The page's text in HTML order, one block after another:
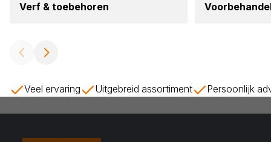
Verf & toe­be­ho­ren
Veel ervaring Uitgebreid assortiment Persoonlijk